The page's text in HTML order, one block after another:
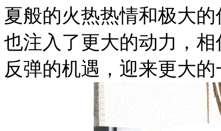
夏般的火热热情和极大
也注入了更大的动力，
反弹的机遇，迎来更大